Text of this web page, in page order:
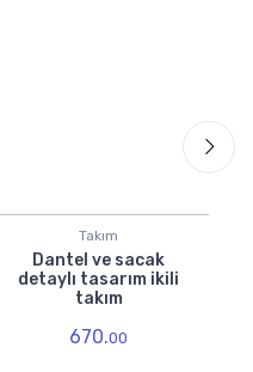
Takım
Dantel ve sacak
detaylı tasarım ikili
takım
670.00